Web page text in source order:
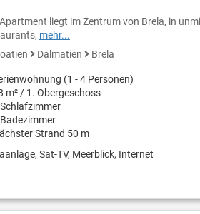
liegt im Zentrum von Brela, in
mehr...
Dalmatien Brela
(1 - 4 Personen)
m² / 1. Obergeschoss
Strand 50 m
Sat-TV, Meerblick, Internet